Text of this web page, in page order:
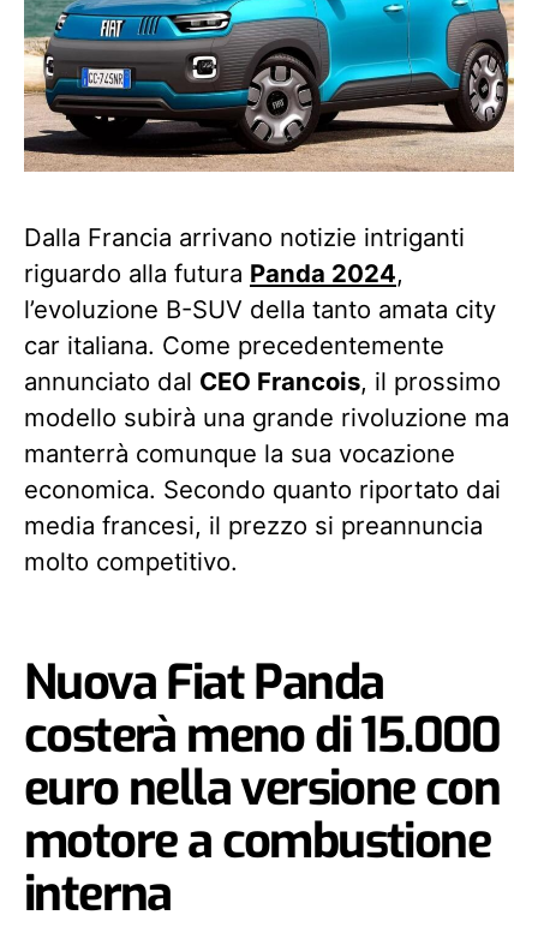
Dalla Francia arrivano notizie intriganti
riguardo alla futura Panda 2024,
l’evoluzione B-SUV della tanto amata city
car italiana. Come precedentemente
annunciato dal CEO Francois, il prossimo
modello subirà una grande rivoluzione ma
manterrà comunque la sua vocazione
economica. Secondo quanto riportato dai
media francesi, il prezzo si preannuncia
molto competitivo.
Nuova Fiat Panda
costerà meno di 15.000
euro nella versione con
motore a combustione
interna